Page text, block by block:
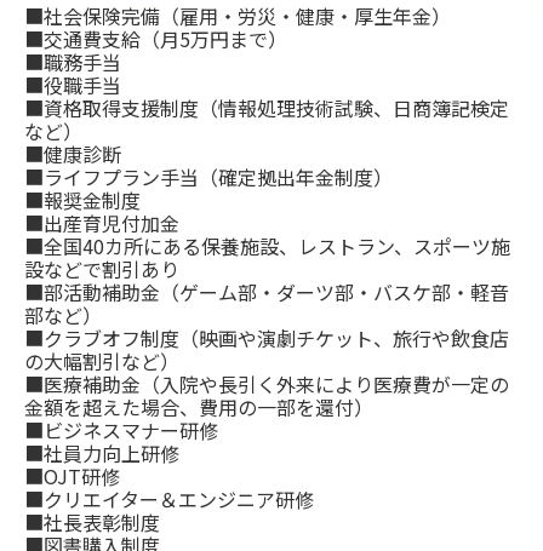
■社会保険完備（雇用・労災・健康・厚生年金）
■交通費支給（月5万円まで）
■職務手当
■役職手当
■資格取得支援制度（情報処理技術試験、日商簿記検定
など）
■健康診断
■ライフプラン手当（確定拠出年金制度）
■報奨金制度
■出産育児付加金
■全国40カ所にある保養施設、レストラン、スポーツ施
設などで割引あり
■部活動補助金（ゲーム部・ダーツ部・バスケ部・軽音
部など）
■クラブオフ制度（映画や演劇チケット、旅行や飲食店
の大幅割引など）
■医療補助金（入院や長引く外来により医療費が一定の
金額を超えた場合、費用の一部を還付）
■ビジネスマナー研修
■社員力向上研修
■OJT研修
■クリエイター＆エンジニア研修
■社長表彰制度